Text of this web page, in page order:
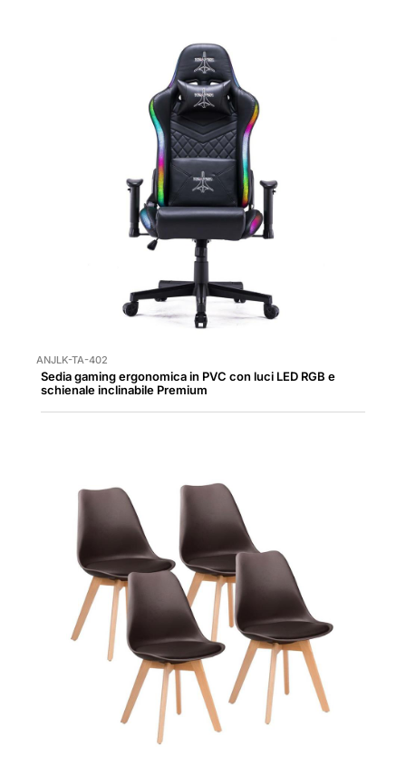
ANJLK-TA-402
Sedia gaming ergonomica in PVC con luci LED RGB e
schienale inclinabile Premium